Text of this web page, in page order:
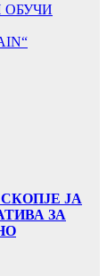
ОБУЧИ
ЈА
ЗА